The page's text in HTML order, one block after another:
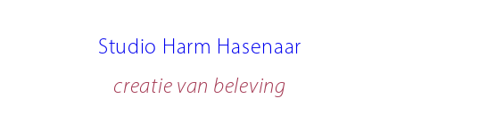
Studio Harm Hasenaar
creatie van beleving